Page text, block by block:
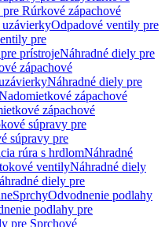
Rúrkové zápachové
Odpadové ventily pre
pre
prístrojeNáhradné diely pre
zápachové
Náhradné diely pre
zápachové
zápachové
súpravy pre
súpravy pre
rúra s hrdlomNáhradné
ventilyNáhradné diely
diely pre
SprchyOdvodnenie podlahy
podlahy pre
pre Sprchové